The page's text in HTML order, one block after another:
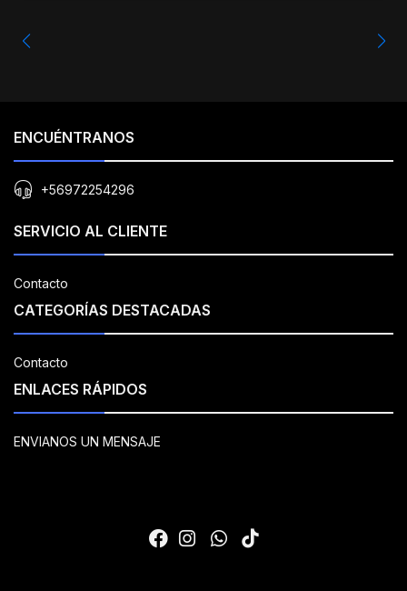
ENCUÉNTRANOS
+56972254296
SERVICIO AL CLIENTE
Contacto
CATEGORÍAS DESTACADAS
Contacto
ENLACES RÁPIDOS
ENVIANOS UN MENSAJE